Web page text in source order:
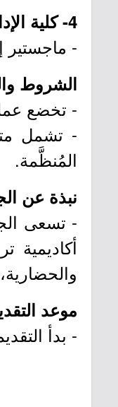
4- كلية الإدارة الثقافية (بالتعاون مع مدرسة إيسيك للأعمال):
- ماجستير
الشروط
- تخضع
- تشمل
المُنظَّمة.
نبذة عن
- تسعى
موعد
- بدأ التقديم اليوم